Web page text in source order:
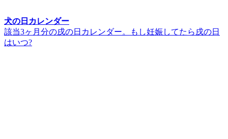
犬の日カレンダー
該当3ヶ月分の戌の日カレンダー。もし妊娠してたら戌の日
はいつ?